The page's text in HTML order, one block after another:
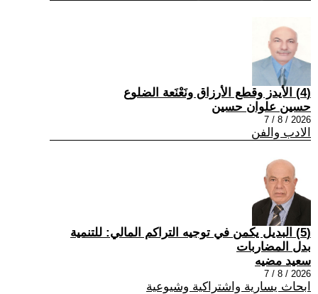
(4) الأيدز وقطع الأرزاق ونَعْنَعة الضلوع
حسين علوان حسين
2026 / 8 / 7
الادب والفن
(5) البديل يكمن في توجيه التراكم المالي: للتنمية
بدل المضاربات
سعيد مضيه
2026 / 8 / 7
ابحاث يسارية واشتراكية وشيوعية